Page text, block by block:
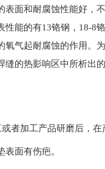
面和耐腐蚀性能好，
能的有13铬钢，18-8
氧气起耐腐蚀的作用。
的热影响区中所析出
者加工产品研磨后，在
面有伤疤。